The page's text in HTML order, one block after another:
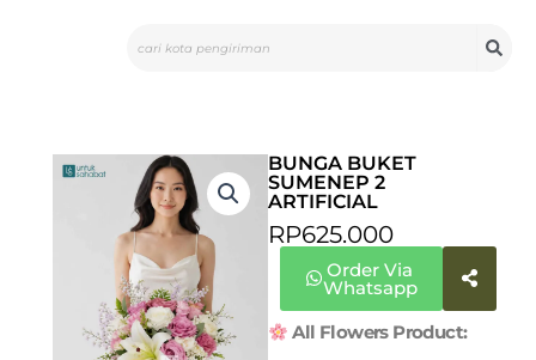
BUNGA BUKET
SUMENEP 2
ARTIFICIAL
RP625.000
Order Via
Whatsapp
All Flowers Product: